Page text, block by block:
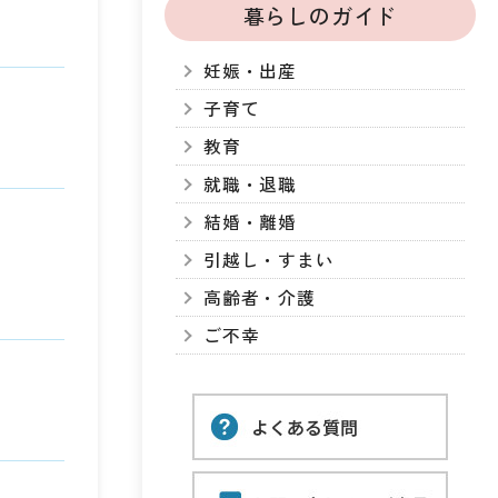
暮らしのガイド
妊娠・出産
子育て
教育
就職・退職
結婚・離婚
引越し・すまい
高齢者・介護
ご不幸